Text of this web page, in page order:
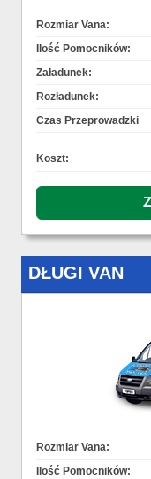
Rozmiar Vana:
Ilość Pomocników:
Załadunek:
Rozładunek:
Czas Przeprowadzki
Koszt:
DŁUGI VAN
Rozmiar Vana:
Ilość Pomocników: